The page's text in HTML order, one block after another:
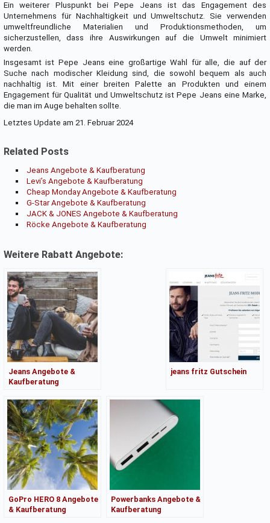
Ein weiterer Pluspunkt bei Pepe Jeans ist das Engagement des
Unternehmens für Nachhaltigkeit und Umweltschutz. Sie verwenden
umweltfreundliche Materialien und Produktionsmethoden, um
sicherzustellen, dass ihre Auswirkungen auf die Umwelt minimiert
werden.
Insgesamt ist Pepe Jeans eine großartige Wahl für alle, die auf der
Suche nach modischer Kleidung sind, die sowohl bequem als auch
nachhaltig ist. Mit einer breiten Palette an Produkten und einem
Engagement für Qualität und Umweltschutz ist Pepe Jeans eine Marke,
die man im Auge behalten sollte.
Letztes Update am 21. Februar 2024
Related Posts
Jeans Angebote & Kaufberatung
Levi’s Angebote & Kaufberatung
Cheap Monday Angebote & Kaufberatung
G-Star Angebote & Kaufberatung
JACK & JONES Angebote & Kaufberatung
Röcke Angebote & Kaufberatung
Weitere Rabatt Angebote:
Jeans Angebote &
Kaufberatung
jeans fritz Gutschein
GoPro HERO 8 Angebote
& Kaufberatung
Powerbanks Angebote &
Kaufberatung